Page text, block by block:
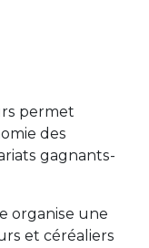
permet
des
gagnants-
organise une
et céréaliers